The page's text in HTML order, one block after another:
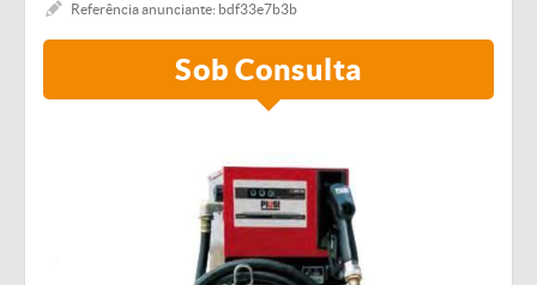
Referência anunciante: bdf33e7b3b
Sob Consulta